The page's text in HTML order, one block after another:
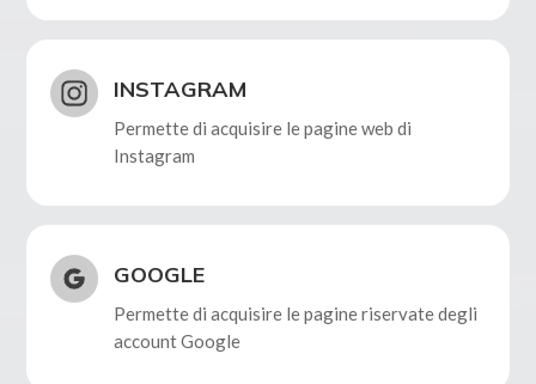
INSTAGRAM
Permette di acquisire le pagine web di
Instagram
GOOGLE
Permette di acquisire le pagine riservate degli
account Google